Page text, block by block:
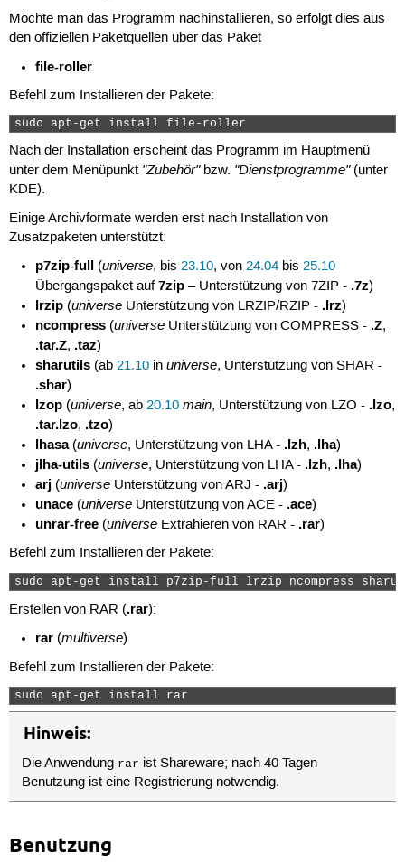
Möchte man das Programm nachinstallieren, so erfolgt dies aus
den offiziellen Paketquellen über das Paket
file-roller
Befehl zum Installieren der Pakete:
sudo apt-get install file-roller
Nach der Installation erscheint das Programm im Hauptmenü
unter dem Menüpunkt "Zubehör"bzw. "Dienstprogramme"(unter
KDE).
Einige Archivformate werden erst nach Installation von
Zusatzpaketen unterstützt:
p7zip-full (universe, bis23.10, von24.04 bis25.10
Übergangspaket auf7zip – Unterstützung von 7ZIP - .7z)
lrzip (universe Unterstützung von LRZIP/RZIP - .lrz)
ncompress (universe Unterstützung von COMPRESS - .Z,
.tar.Z, .taz)
sharutils (ab21.10 inuniverse, Unterstützung von SHAR -
.shar)
lzop (universe, ab20.10 main, Unterstützung von LZO - .lzo,
.tar.lzo, .tzo)
lhasa(universe, Unterstützung von LHA - .lzh, .lha)
jlha-utils (universe, Unterstützung von LHA - .lzh, .lha)
arj (universe Unterstützung von ARJ - .arj)
unace (universe Unterstützung von ACE - .ace)
unrar-free (universe Extrahieren von RAR - .rar)
Befehl zum Installieren der Pakete:
sudo apt-get install p7zip-full lrzip ncompress
Erstellen von RAR (.rar):
rar (multiverse)
Befehl zum Installieren der Pakete:
sudo apt-get install rar
Hinweis:
Die Anwendung rar ist Shareware; nach 40 Tagen
Benutzung ist eine Registrierung notwendig.
Benutzung